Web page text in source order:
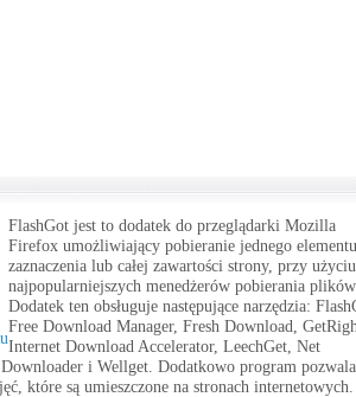
FlashGot jest to dodatek do przeglądarki Mozilla
Firefox umożliwiający pobieranie jednego
zaznaczenia lub całej zawartości strony, przy użyciu
najpopularniejszych menedżerów pobierania
Dodatek ten obsługuje następujące narzędzia:
Free Download Manager, Fresh Download,
Internet Download Accelerator, LeechGet, Net
i Wellget. Dodatkowo program pozwala
które są umieszczone na stronach internetowych.